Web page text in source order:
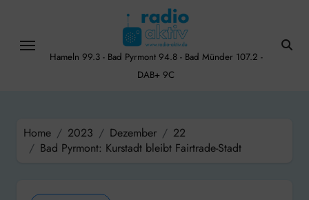
content
Hameln 99.3 - Bad Pyrmont 94.8 - Bad Münder 107.2 -
DAB+ 9C
Home 2023 Dezember
22
Bad Pyrmont: Kurstadt bleibt Fairtrade-Stadt